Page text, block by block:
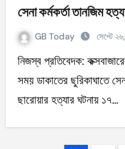
সেনা কর্মকর্তা তানজিম
GB Today সেপ্টে
নিজস্ব প্রতিবেদক: কক্সবাজারের চকরিয়ায় অস্ত্র উদ্ধার অভিযানের
সময় ডাকাতের ছুরিকাঘাতে
ছারোয়ার হত্যার ঘটনায় ১৭…